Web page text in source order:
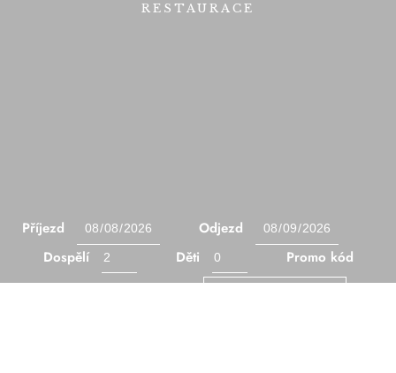
RESTAURACE
Příjezd
Odjezd
Dospělí
Děti Promo kód